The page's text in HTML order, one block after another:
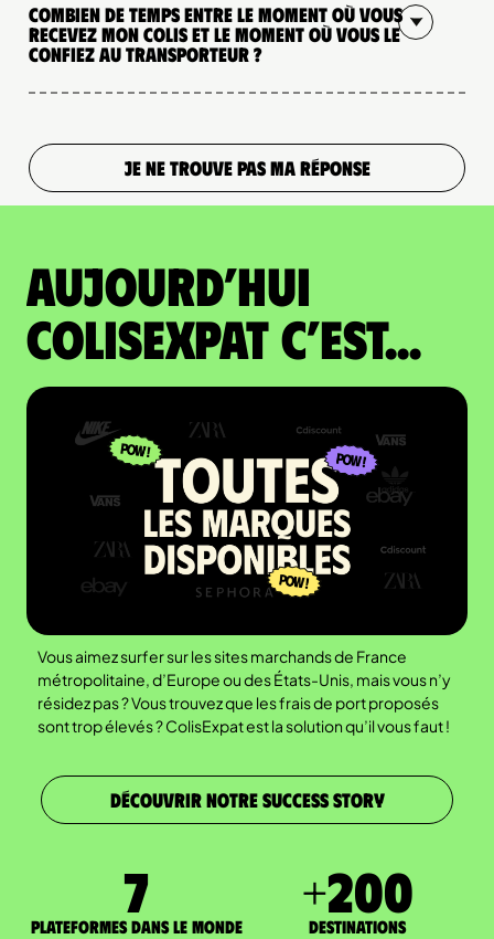
Combien de temps entre le moment où vous
recevez mon colis et le moment où vous le
confiez au transporteur ?
JE NE TROUVE PAS MA RÉPONSE
Aujourd’hui
colisexpat c’est...
Vous aimez surfer sur les sites marchands de France
métropolitaine, d’Europe ou des États-Unis, mais vous n’y
résidez pas ? Vous trouvez que les frais de port proposés
sont trop élevés ? ColisExpat est la solution qu’il vous faut !
DÉCOUVRIR NOTRE SUCCESS STORY
7
Plateformes dans le monde
+200
DESTINATIONS